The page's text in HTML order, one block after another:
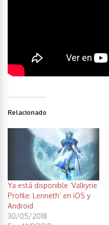
Relacionado
Ya está disponible ‘Valkyrie
Profile: Lenneth’ en iOS y
Android
30/05/2018